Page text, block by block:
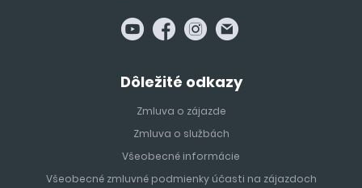
Dôležité odkazy
Zmluva o zájazde
Zmluva o službách
Všeobecné informácie
Všeobecné zmluvné podmienky účasti na zájazdoch